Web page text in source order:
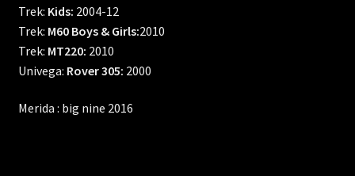
Trek: Kids: 2004-12
Trek: M60 Boys & Girls:2010
Trek: MT220: 2010
Univega: Rover 305: 2000
Merida : big nine 2016